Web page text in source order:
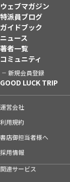
ウェブマガジン
特派員ブログ
ガイドブック
ニュース
著者一覧
コミュニティ
新規会員登録
GOOD LUCK TRIP
運営会社
利用規約
書店御担当者様へ
採用情報
関連サービス